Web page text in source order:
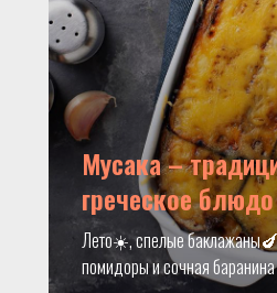
Мусака –
греческое блюдо
Лето☀️, спелые
помидоры и сочная